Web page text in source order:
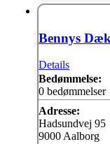
Bennys
Details
Bedømmelse:
0 bedømmelser
Adresse:
Hadsundvej 95
9000 Aalborg